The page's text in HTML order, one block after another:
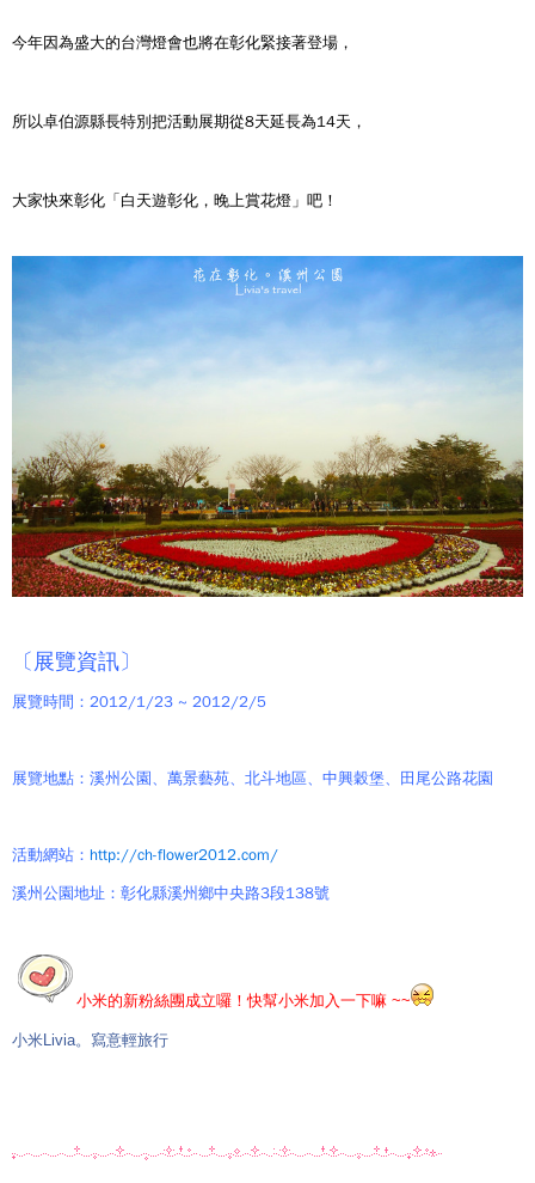
今年因為盛大的台灣燈會也將在彰化緊接著登場，
所以卓伯源縣長特別把活動展期從8天延長為14天，
大家快來彰化「白天遊彰化，晚上賞花燈」吧！
〔展覽資訊〕
展覽時間：2012/1/23 ~ 2012/2/5
展覽地點：溪州公園、萬景藝苑、北斗地區、中興穀堡、田尾公路花園
活動網站： http://ch-flower2012.com/
溪州公園地址： 彰化縣溪州鄉中央路3段138號
小米的新粉絲團成立囉！快幫小米加入一下嘛 ~~
小米Livia。寫意輕旅行